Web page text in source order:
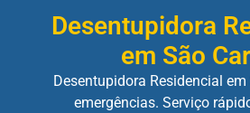
Desentupidora
em São
Desentupidora Residencial
emergências. Serviço